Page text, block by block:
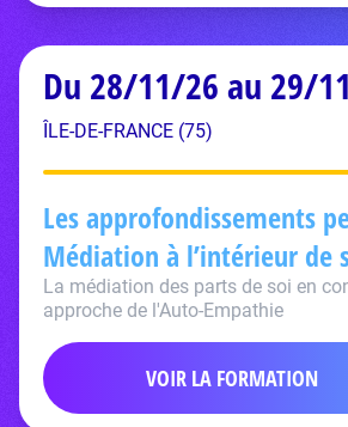
Du 28/11/26 au 29/
ÎLE-DE-FRANCE (75)
Les approfondissements
Médiation à l’intérieur de
La médiation des parts de soi en
approche de l'Auto-Empathie
VOIR LA FORMATION